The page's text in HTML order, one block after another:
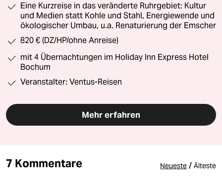
Eine Kurzreise in das veränderte Ruhrgebiet: Kultur
und Medien statt Kohle und Stahl, Energiewende und
ökologischer Umbau, u.a. Renaturierung der Emscher
820 € (DZ/HP/ohne Anreise)
mit 4 Übernachtungen im Holiday Inn Express Hotel
Bochum
Veranstalter: Ventus-Reisen
Mehr erfahren
7 Kommentare Neueste / Älteste